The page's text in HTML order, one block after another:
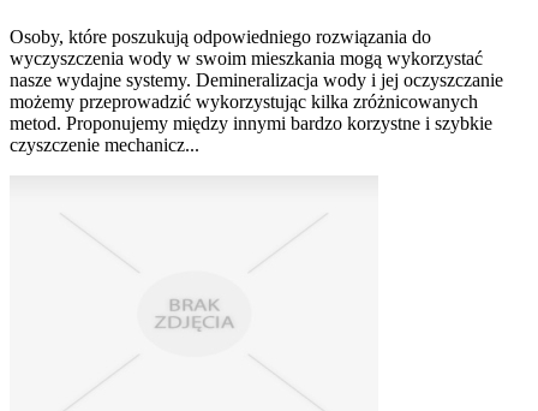
Osoby, które poszukują odpowiedniego rozwiązania do
wyczyszczenia wody w swoim mieszkania mogą wykorzystać
nasze wydajne systemy. Demineralizacja wody i jej oczyszczanie
możemy przeprowadzić wykorzystując kilka zróżnicowanych
metod. Proponujemy między innymi bardzo korzystne i szybkie
czyszczenie mechanicz...